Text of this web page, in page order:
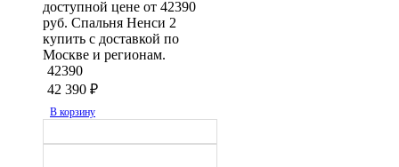
доступной цене от 42390
руб. Спальня Ненси 2
купить с доставкой по
Москве и регионам.
42390
42 390 ₽
В корзину